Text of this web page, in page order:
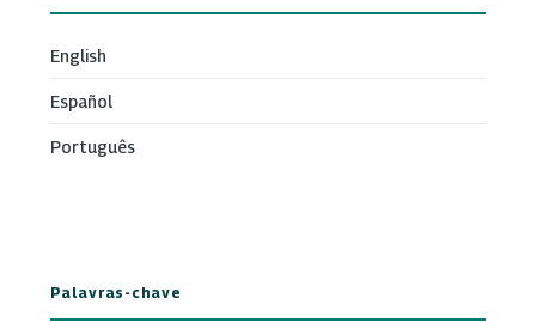
English
Español
Português
Palavras-chave